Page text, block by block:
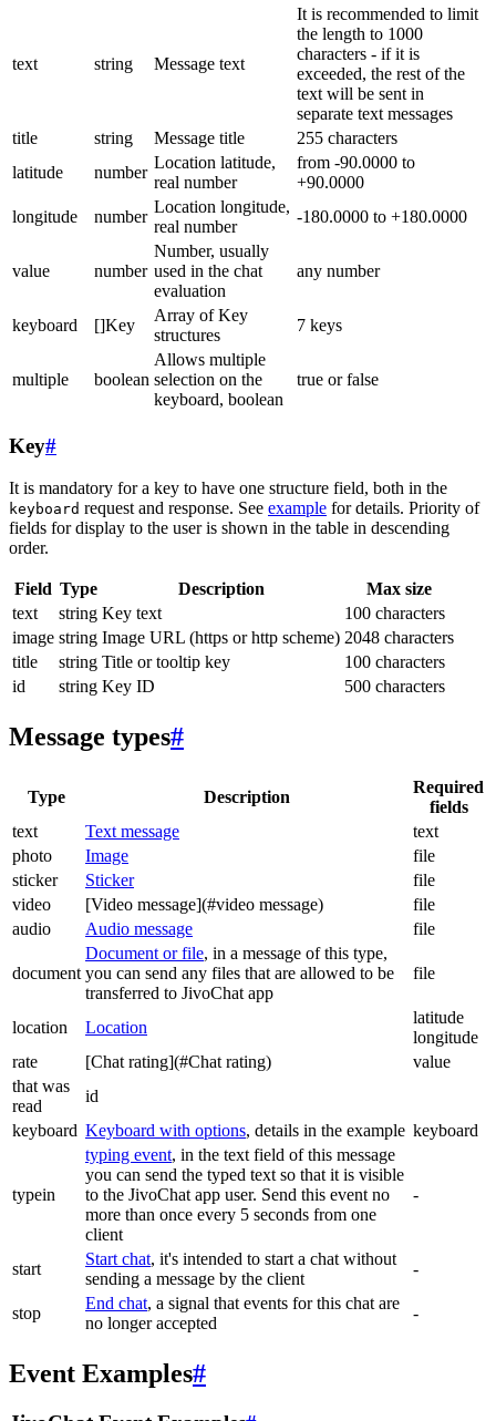
text string Message text
It is recommended to limit
the length to 1000
characters - if it is
exceeded, the rest of the
text will be sent in
separate text messages
title
string Message title
255 characters
latitude
number
Location latitude,
real number
from -90.0000 to
+90.0000
longitude
number
Location longitude,
real number
-180.0000 to +180.0000
value number
Number, usually
used in the chat
evaluation
any number
keyboard []Key
Array of Key
structures
7 keys
multiple boolean
Allows multiple
selection on the
keyboard, boolean
true or false
Key#
It is mandatory for a key to have one structure field, both in the
keyboard request and response. See example for details. Priority of
fields for display to the user is shown in the table in descending
order.
Field Type Description
Max size
text
string Key text
100 characters
image string Image URL (https or http scheme) 2048 characters
title
string Title or tooltip key
100 characters
id
string Key ID 500 characters
Message types#
Type Description
Required
fields
text
Text message
text
photo
Image
file
sticker
Sticker
file
video
[Video message](#video message)
file
audio
Audio message file
document
Document or file, in a message of this type,
you can send any files that are allowed to be
transferred to JivoChat app
file
location Location
latitude
longitude
rate
[Chat rating](#Chat rating)
value
that was
read
id
keyboard Keyboard with options, details in the example keyboard
typein
typing event, in the text field of this message
you can send the typed text so that it is visible
to the JivoChat app user. Send this event no
more than once every 5 seconds from one
client
-
start
Start chat, it's intended to start a chat without
sending a message by the client
-
stop
End chat, a signal that events for this chat are
no longer accepted
-
Event Examples#